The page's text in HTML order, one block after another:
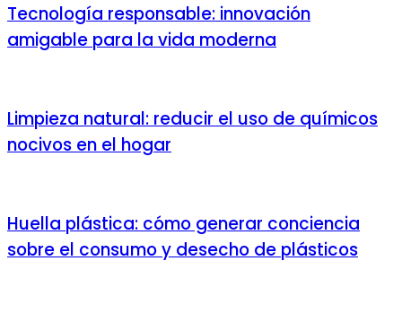
Tecnología responsable: innovación
amigable para la vida moderna
Limpieza natural: reducir el uso de químicos
nocivos en el hogar
Huella plástica: cómo generar conciencia
sobre el consumo y desecho de plásticos